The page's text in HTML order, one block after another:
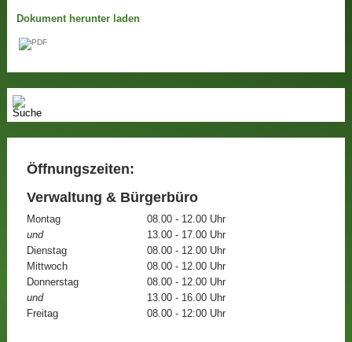
Dokument herunter laden
Öffnungszeiten:
Verwaltung & Bürgerbüro
Montag
08.00 - 12.00 Uhr
und
13.00 - 17.00 Uhr
Dienstag
08.00 - 12.00 Uhr
Mittwoch
08.00 - 12.00 Uhr
Donnerstag
08.00 - 12.00 Uhr
und
13.00 - 16.00 Uhr
Freitag
08.00 - 12:00 Uhr